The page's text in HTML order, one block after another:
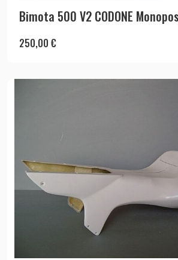
Bimota 500 V2 CODONE
250,00 €